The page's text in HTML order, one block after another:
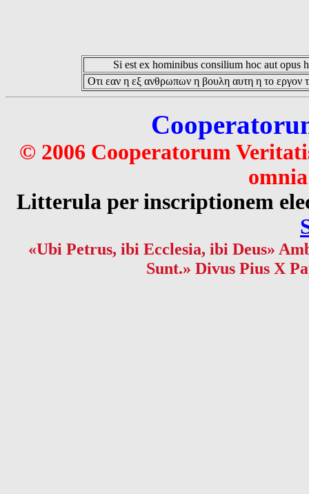
Si est ex hominibus consilium hoc aut opus
Οτι εαν η εξ ανθρωπων η βουλη αυτη η το εργον
© 2006 Cooperatorum
Litterula per inscriptionem
«Ubi Petrus, ibi Ecclesia, ibi Deus»
Sunt.» Divus Pius X